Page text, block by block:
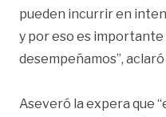
pueden incurrir en
y por eso es
desempeñamos”, aclaró
Aseveró la expera que